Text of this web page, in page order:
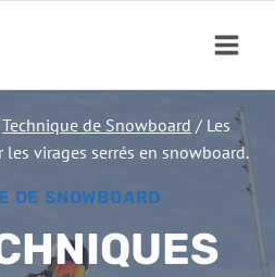
Technique de Snowboard / Les
virages serrés en snowboard.
DE SNOWBOARD